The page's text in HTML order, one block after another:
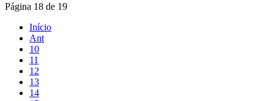
Página 18 de 19
Início
Ant
10
11
12
13
14